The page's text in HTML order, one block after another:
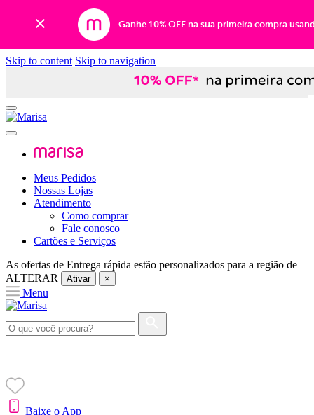
Ganhe 10% OFF na sua primeira compra
Skip to content Skip to navigation
Meus Pedidos
Nossas Lojas
Atendimento
Como comprar
Fale conosco
Cartões e Serviços
As ofertas de Entrega rápida estão personalizados para a região de
ALTERAR
Ativar ×
Menu
Baixe o App